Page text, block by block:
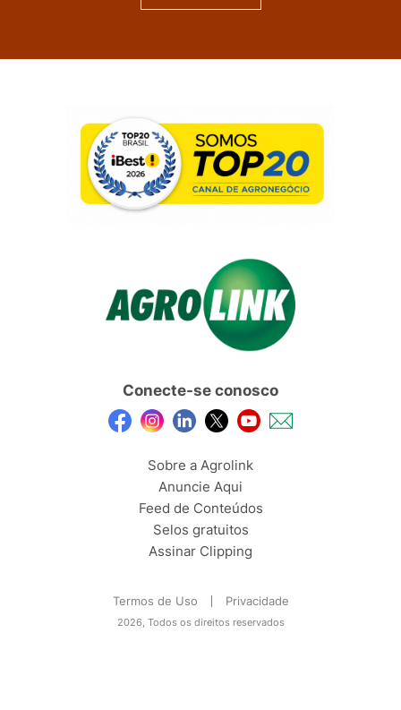
Conecte-se conosco
Sobre a Agrolink
Anuncie Aqui
Feed de Conteúdos
Selos gratuitos
Assinar Clipping
Termos de Uso Privacidade
2026, Todos os direitos reservados